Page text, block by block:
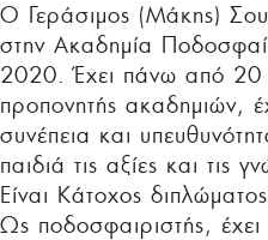
Ο Γεράσιμος (Μάκης)
στην Ακαδημία
2020. Έχει πάνω από 20
προπονητής ακαδημιών,
συνέπεια και
παιδιά τις αξίες και τις
Είναι Κάτοχος
Ως ποδοσφαιριστής, έχει